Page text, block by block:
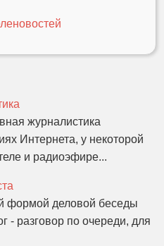
журналистика
Интернета, у некоторой
и радиоэфире...
формой деловой беседы
- разговор по очереди, для